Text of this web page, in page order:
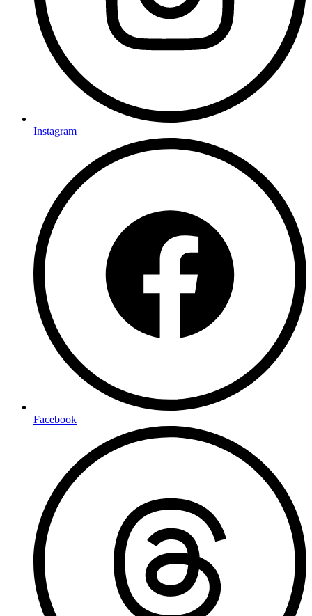
Instagram
Facebook